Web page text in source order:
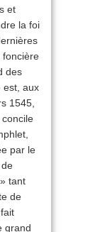
et
la foi
foncière
des
est, aux
1545,
concile
par le
tant
de
grand